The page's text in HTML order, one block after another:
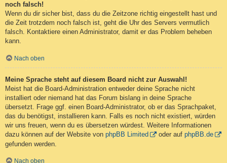
noch falsch!
Wenn du dir sicher bist, dass du die Zeitzone richtig eingestellt hast und
die Zeit trotzdem noch falsch ist, geht die Uhr des Servers vermutlich
falsch. Kontaktiere einen Administrator, damit er das Problem beheben
kann.
Nach oben
Meine Sprache steht auf diesem Board nicht zur Auswahl!
Meist hat die Board-Administration entweder deine Sprache nicht
installiert oder niemand hat das Forum bislang in deine Sprache
übersetzt. Frage ggf. einen Board-Administrator, ob er das Sprachpaket,
das du benötigst, installieren kann. Falls es noch nicht existiert, würden
wir uns freuen, wenn du es übersetzen würdest. Weitere Informationen
dazu können auf der Website von phpBB Limited oder auf phpBB.de
gefunden werden.
Nach oben